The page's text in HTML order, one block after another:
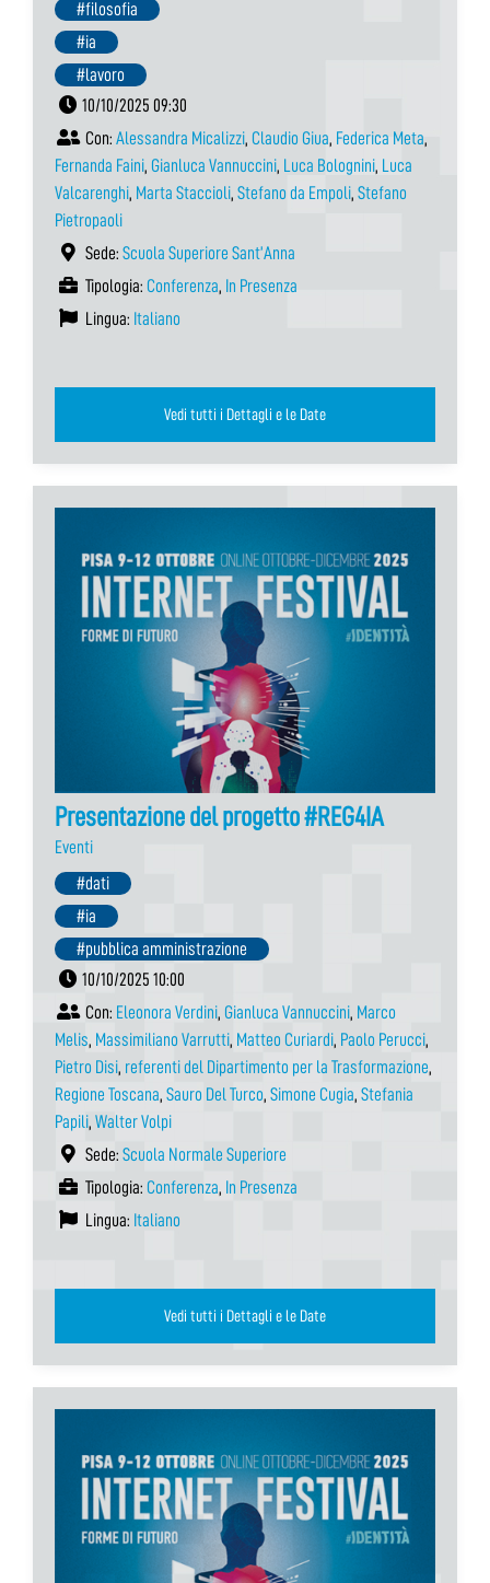
#filosofia
#ia
#lavoro
10/10/2025 09:30
Con: Alessandra Micalizzi, Claudio Giua, Federica Meta,
Fernanda Faini, Gianluca Vannuccini, Luca Bolognini, Luca
Valcarenghi, Marta Staccioli, Stefano da Empoli, Stefano
Pietropaoli
Sede: Scuola Superiore Sant’Anna
Tipologia: Conferenza, In Presenza
Lingua: Italiano
Vedi tutti i Dettagli e le Date
Presentazione del progetto #REG4IA
Eventi
#dati
#ia
#pubblica amministrazione
10/10/2025 10:00
Con: Eleonora Verdini, Gianluca Vannuccini, Marco
Melis, Massimiliano Varrutti, Matteo Curiardi, Paolo Perucci,
Pietro Disi, referenti del Dipartimento per la Trasformazione,
Regione Toscana, Sauro Del Turco, Simone Cugia, Stefania
Papili, Walter Volpi
Sede: Scuola Normale Superiore
Tipologia: Conferenza, In Presenza
Lingua: Italiano
Vedi tutti i Dettagli e le Date